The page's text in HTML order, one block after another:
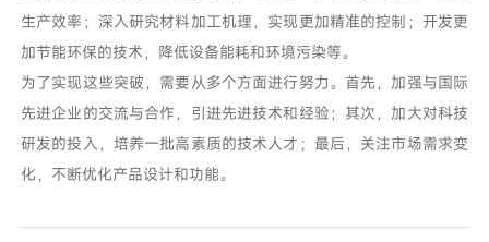
生产效率；深入研究材料加工机理，实现更加精准的控制；开发更
加节能环保的技术，降低设备能耗和环境污染等。
为了实现这些突破，需要从多个方面进行努力。首先，加强与国际
先进企业的交流与合作，引进先进技术和经验；其次，加大对科技
研发的投入，培养一批高素质的技术人才；最后，关注市场需求变
化，不断优化产品设计和功能。